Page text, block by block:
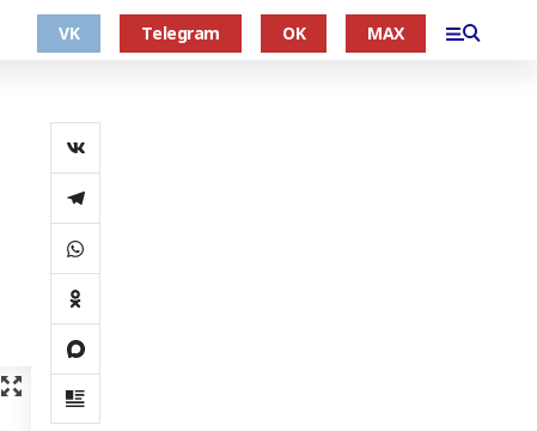
VK Telegram OK MAX